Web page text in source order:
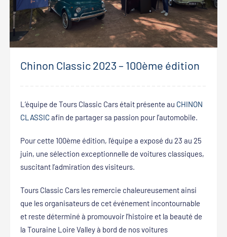
Chinon Classic 2023 – 100ème édition
L’équipe de Tours Classic Cars était présente au CHINON
CLASSIC afin de partager sa passion pour l’automobile.
Pour cette 100ème édition, l’équipe a exposé du 23 au 25
juin, une sélection exceptionnelle de voitures classiques,
suscitant l’admiration des visiteurs.
Tours Classic Cars les remercie chaleureusement ainsi
que les organisateurs de cet événement incontournable
et reste déterminé à promouvoir l’histoire et la beauté de
la Touraine Loire Valley à bord de nos voitures